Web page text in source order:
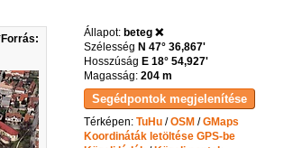
Állapot: beteg ❌
Szélesség N 47° 36,867'
Hosszúság E 18° 54,927'
Magasság: 204 m
Térképen: TuHu/OSM /GMaps
Koordináták letöltése GPS-be